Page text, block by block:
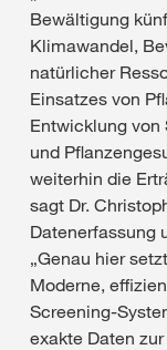
Bewältigung
Klimawandel,
natürlicher
Einsatzes von
Entwicklung von
und
weiterhin die
sagt Dr.
Datenerfassung
„Genau hier
Moderne,
Screening-
exakte Daten